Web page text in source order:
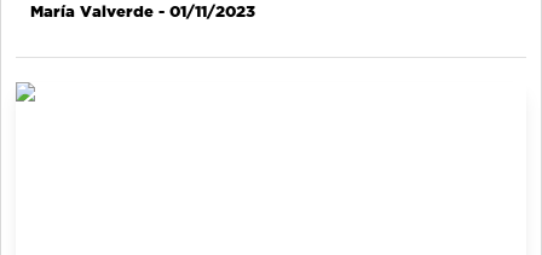
María Valverde - 01/11/2023